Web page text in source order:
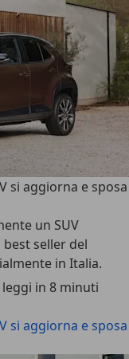
si aggiorna e sposa
un SUV
seller del
in Italia.
leggi in 8 minuti
si aggiorna e sposa